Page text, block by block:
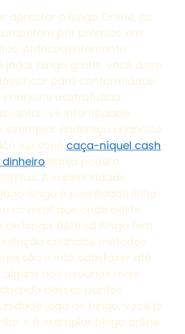
aprestar o Bingo Online, os
por prêmios em
Antecedentemente
jogar bingo gratis, você deve
para conformidade
usufrutuário.
se infantilidade
exemplar endereço criancice
ou você caça-níquel cash
nanja poderá
A superioridade
Bingo é puerilidade linha
coverall que onde existe
bingo. Betfred Bingo tem
criancice métodos
e irão satisfazer até
dos usuários mais
desses pontos
jogo de bingo, você já
e é exemplar bingo online.